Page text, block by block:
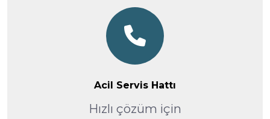
Acil Servis Hattı
Hızlı çözüm için